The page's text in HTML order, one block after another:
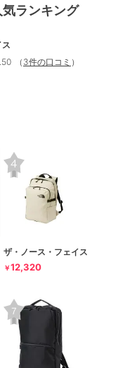
ランキング
（ 3件の口コミ ）
ザ・ノース・フェイス
￥12,320